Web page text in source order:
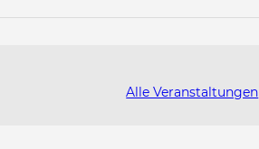
Alle Veranstaltungen